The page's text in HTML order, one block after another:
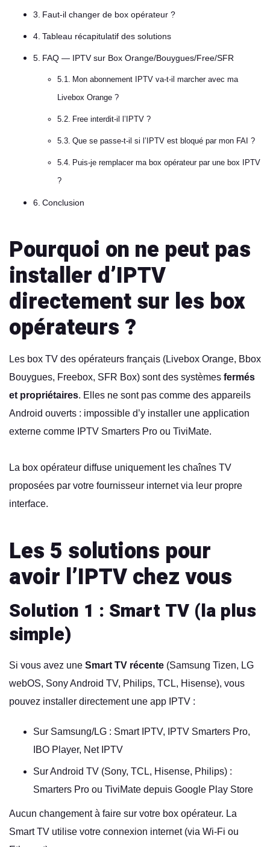
Faut-il changer de box opérateur ?
Tableau récapitulatif des solutions
FAQ — IPTV sur Box Orange/Bouygues/Free/SFR
Mon abonnement IPTV va-t-il marcher avec ma
Livebox Orange ?
Free interdit-il l’IPTV ?
Que se passe-t-il si l’IPTV est bloqué par mon FAI ?
Puis-je remplacer ma box opérateur par une box IPTV
?
Conclusion
Pourquoi on ne peut pas
installer d’IPTV
directement sur les box
opérateurs ?
Les box TV des opérateurs français (Livebox Orange, Bbox
Bouygues, Freebox, SFR Box) sont des systèmes fermés
et propriétaires. Elles ne sont pas comme des appareils
Android ouverts : impossible d’y installer une application
externe comme IPTV Smarters Pro ou TiviMate.
La box opérateur diffuse uniquement les chaînes TV
proposées par votre fournisseur internet via leur propre
interface.
Les 5 solutions pour
avoir l’IPTV chez vous
Solution 1 : Smart TV (la plus
simple)
Si vous avez une Smart TV récente (Samsung Tizen, LG
webOS, Sony Android TV, Philips, TCL, Hisense), vous
pouvez installer directement une app IPTV :
Sur Samsung/LG : Smart IPTV, IPTV Smarters Pro,
IBO Player, Net IPTV
Sur Android TV (Sony, TCL, Hisense, Philips) :
Smarters Pro ou TiviMate depuis Google Play Store
Aucun changement à faire sur votre box opérateur. La
Smart TV utilise votre connexion internet (via Wi-Fi ou